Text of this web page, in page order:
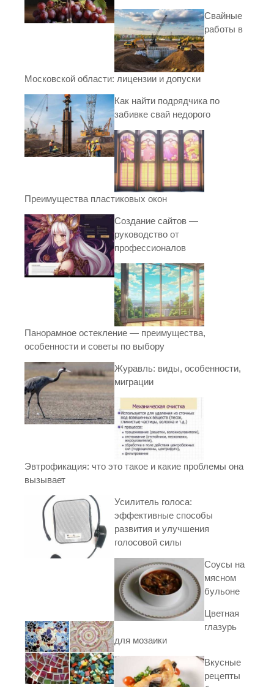
Свайные
работы в
Московской области: лицензии и допуски
Как найти подрядчика по
забивке свай недорого
Преимущества пластиковых окон
Создание сайтов —
руководство от
профессионалов
Панорамное остекление — преимущества,
особенности и советы по выбору
Журавль: виды, особенности,
миграции
Эвтрофикация: что это такое и какие проблемы она
вызывает
Усилитель голоса:
эффективные способы
развития и улучшения
голосовой силы
Соусы на
мясном
бульоне
Цветная
глазурь
для мозаики
Вкусные
рецепты